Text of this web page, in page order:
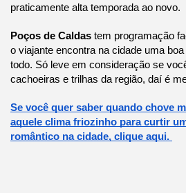
praticamente alta temporada ao novo.
Poços de Caldas tem programação
o viajante encontra na cidade uma
todo. Só leve em consideração se
cachoeiras e trilhas da região, daí é
Se você quer saber quando chove
aquele clima friozinho para curtir
romântico na cidade, clique aqui.